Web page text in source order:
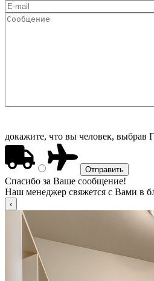
докажите, что вы человек, выбрав
Спасибо за Ваше сообщение!
Наш менеджер свяжется с Вами в